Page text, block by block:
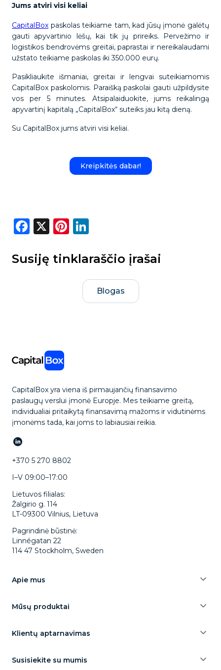
Jums atviri visi keliai
CapitalBox paskolas teikiame tam, kad jūsų įmonė galėtų
gauti apyvartinio lėšų, kai tik jų prireiks. Pervežimo ir
logistikos bendrovėms greitai, paprastai ir nereikalaudami
užstato teikiame paskolas iki 350.000 eurų.
Pasikliaukite išmaniai, greitai ir lengvai suteikiamomis
CapitalBox paskolomis. Paraišką paskolai gauti užpildysite
vos per 5 minutes. Atsipalaiduokite, jums reikalingą
apyvartinį kapitalą „CapitalBox“ suteiks jau kitą dieną.
Su CapitalBox jums atviri visi keliai.
Kreipkitės dabar!
Facebook
X Pinterest
Susiję tinklaraščio įrašai
Blogas
CapitalBox yra viena iš pirmaujančių finansavimo
paslaugų verslui įmonė Europje. Mes teikiame greitą,
individualiai pritaikytą finansavimą mažoms ir vidutinėms
įmonėms tada, kai joms to labiausiai reikia.
+370 5 270 8802
I–V 09:00–17:00
Lietuvos filialas:
Žalgirio g. 114
LT-09300 Vilnius, Lietuva
Pagrindinė būstinė:
Linnégatan 22
114 47 Stockholm, Sweden
Apie mus
Mūsų produktai
Klientų aptarnavimas
Susisiekite su mumis